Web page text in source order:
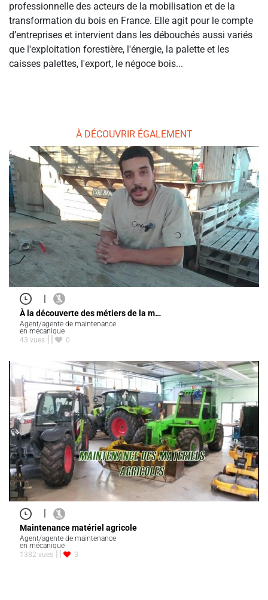
professionnelle des acteurs de la mobilisation et de la
transformation du bois en France. Elle agit pour le compte
d’entreprises et intervient dans les débouchés aussi variés
que l'exploitation forestière, l'énergie, la palette et les
caisses palettes, l'export, le négoce bois...
À DÉCOUVRIR ÉGALEMENT
|
À la découverte des métiers de la m…
Agent/agente de maintenance
en mécanique
43 vues
0
|
Maintenance matériel agricole
Agent/agente de maintenance
en mécanique
1382 vues
3